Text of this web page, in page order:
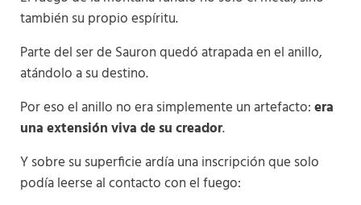
también su propio espíritu.
Parte del ser de Sauron quedó atrapada en el anillo,
atándolo a su destino.
Por eso el anillo no era simplemente un artefacto:era
una extensión viva de su creador.
Y sobre su superficie ardía una inscripción que solo
podía leerse al contacto con el fuego: